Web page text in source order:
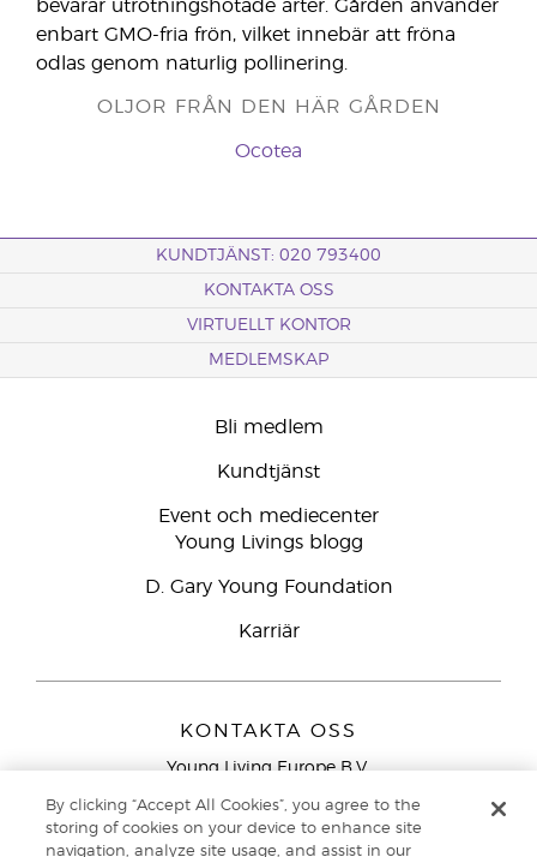
bevarar utrotningshotade arter. Gården använder
enbart GMO-fria frön, vilket innebär att fröna
odlas genom naturlig pollinering.
OLJOR FRÅN DEN HÄR GÅRDEN
Ocotea
KUNDTJÄNST: 020 793400
KONTAKTA OSS
VIRTUELLT KONTOR
MEDLEMSKAP
Bli medlem
Kundtjänst
Event och mediecenter
Young Livings blogg
D. Gary Young Foundation
Karriär
KONTAKTA OSS
Young Living Europe B.V.
9727 AJ Groningen
Nederländerna
By clicking “Accept All Cookies”, you agree to the
storing of cookies on your device to enhance site
navigation, analyze site usage, and assist in our